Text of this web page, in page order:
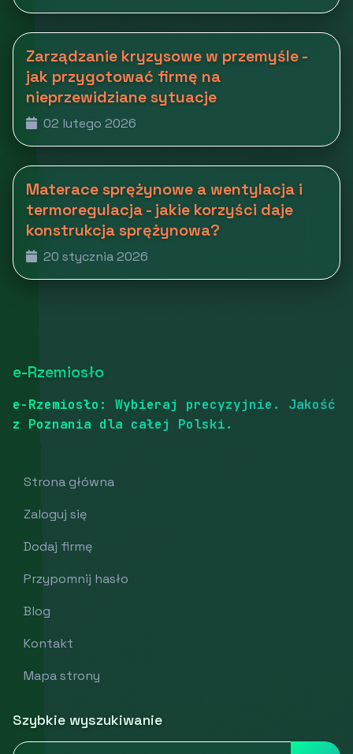
Zarządzanie kryzysowe w przemyśle -
jak przygotować firmę na
nieprzewidziane sytuacje
02 lutego 2026
Materace sprężynowe a wentylacja i
termoregulacja - jakie korzyści daje
konstrukcja sprężynowa?
20 stycznia 2026
e-Rzemiosło
e-Rzemiosło: Wybieraj precyzyjnie. Jakość
z Poznania dla całej Polski.
Strona główna
Zaloguj się
Dodaj firmę
Przypomnij hasło
Blog
Kontakt
Mapa strony
Szybkie wyszukiwanie